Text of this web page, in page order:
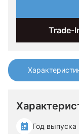
Год выпуска
Trade-